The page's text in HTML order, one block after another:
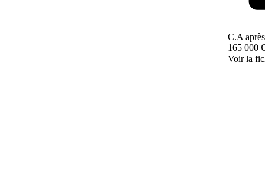
C.A
165 000 €
Voir la